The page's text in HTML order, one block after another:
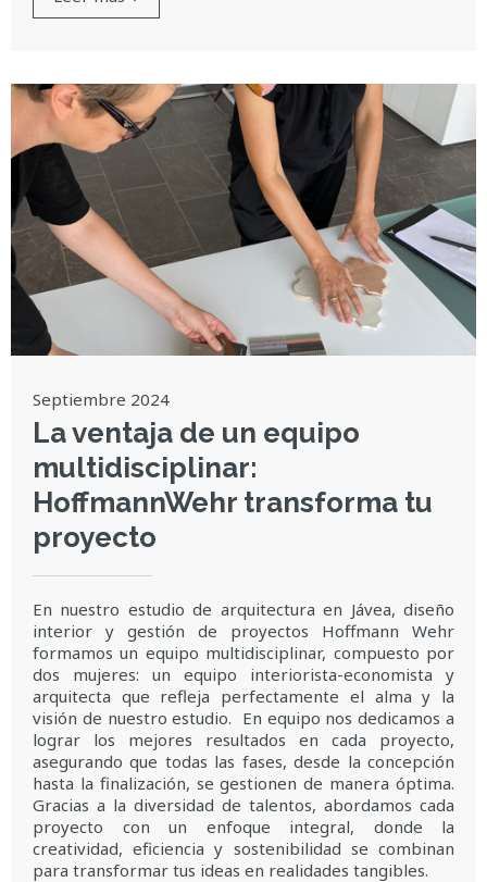
Septiembre 2024
La ventaja de un equipo
multidisciplinar:
HoffmannWehr transforma tu
proyecto
En nuestro estudio de arquitectura en Jávea, diseño
interior y gestión de proyectos Hoffmann Wehr
formamos un equipo multidisciplinar, compuesto por
dos mujeres: un equipo interiorista-economista y
arquitecta que refleja perfectamente el alma y la
visión de nuestro estudio. En equipo nos dedicamos a
lograr los mejores resultados en cada proyecto,
asegurando que todas las fases, desde la concepción
hasta la finalización, se gestionen de manera óptima.
Gracias a la diversidad de talentos, abordamos cada
proyecto con un enfoque integral, donde la
creatividad, eficiencia y sostenibilidad se combinan
para transformar tus ideas en realidades tangibles.